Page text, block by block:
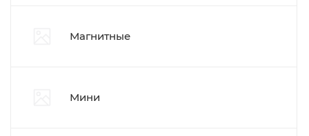
Магнитные
Мини